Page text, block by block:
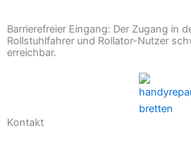
Barrierefreier Eingang: Der Zugang in
Rollstuhlfahrer und Rollator-Nutzer
erreichbar.
Kontakt